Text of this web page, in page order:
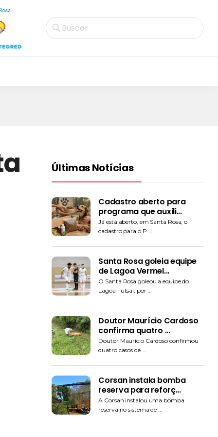
Buscar
Últimas Notícias
Cadastro aberto para
programa que auxili...
Já está aberto, em Santa Rosa, o
cadastro para o P ...
Santa Rosa goleia equipe
de Lagoa Vermel...
O Santa Rosa goleou a equipe do
Lagoa Futsal, por ...
Doutor Maurício Cardoso
confirma quatro ...
Doutor Maurício Cardoso confirmou
quatro casos de ...
Corsan instala bomba
reserva para reforç...
A Corsan instalou uma bomba
reserva no sistema de ...